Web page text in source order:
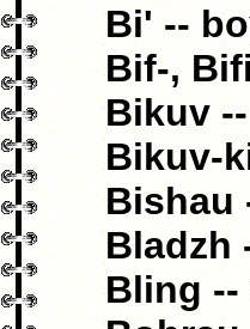
Bi' --
Bif-,
Bikuv
Bikuv-
Bishau
Bladzh
Bling --